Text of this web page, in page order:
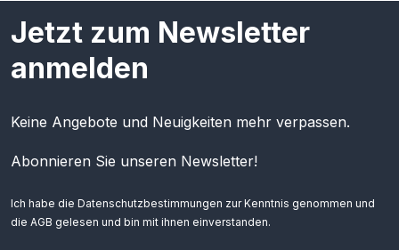
Jetzt zum Newsletter
anmelden
Keine Angebote und Neuigkeiten mehr verpassen.
Abonnieren Sie unseren Newsletter!
Ich habe die Datenschutzbestimmungen zur Kenntnis genommen und
die AGB gelesen und bin mit ihnen einverstanden.